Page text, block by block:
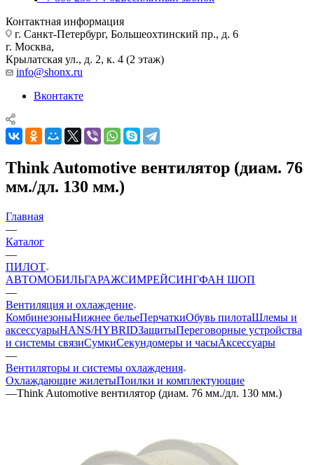
Контактная информация
г. Санкт-Петербург, Большеохтинский пр., д. 6
г. Москва,
Крылатская ул., д. 2, к. 4 (2 этаж)
info@shonx.ru
Вконтакте
Think Automotive вентилятор (диам. 76
мм./дл. 130 мм.)
Главная
—
Каталог
—
ПИЛОТ
АВТОМОБИЛЬГАРАЖСИМРЕЙСИНГФАН ШОП
—
Вентиляция и охлаждение
КомбинезоныНижнее бельеПерчаткиОбувь пилотаШлемы и
аксессуарыHANS/HYBRIDЗащитыПереговорные устройства
и системы связиСумкиСекундомеры и часыАксессуары
—
Вентиляторы и системы охлаждения
Охлаждающие жилетыПоилки и комплектующие
—Think Automotive вентилятор (диам. 76 мм./дл. 130 мм.)